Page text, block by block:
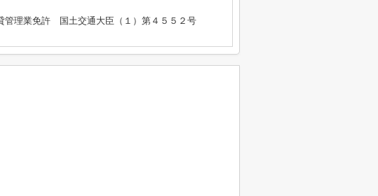
管理業免許 国土交通大臣（１）第４５５２号